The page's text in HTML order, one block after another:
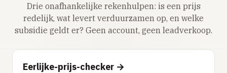
Drie onafhankelijke rekenhulpen: is een prijs
redelijk, wat levert verduurzamen op, en welke
subsidie geldt er? Geen account, geen leadverkoop.
Eerlijke-prijs-checker →